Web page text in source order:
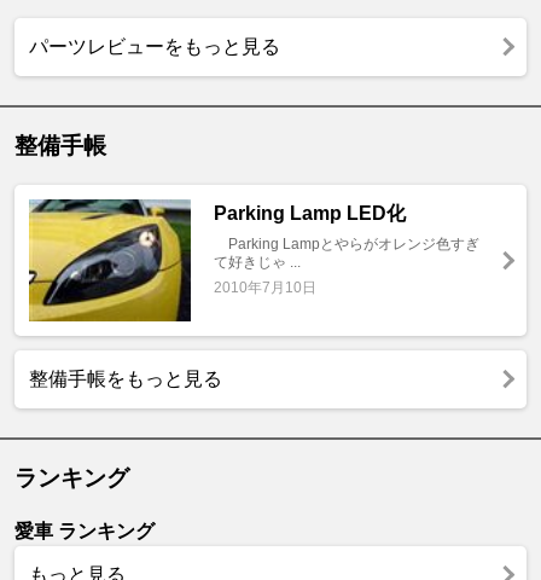
パーツレビューをもっと見る
整備手帳
Parking Lamp LED化
Parking Lampとやらがオレンジ色すぎ
て好きじゃ ...
2010年7月10日
整備手帳をもっと見る
ランキング
愛車 ランキング
もっと見る